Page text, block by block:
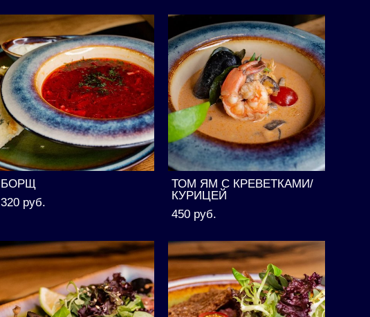
БОРЩ
320 pуб.
ТОМ ЯМ С КРЕВЕТКАМИ/
КУРИЦЕЙ
450 pуб.